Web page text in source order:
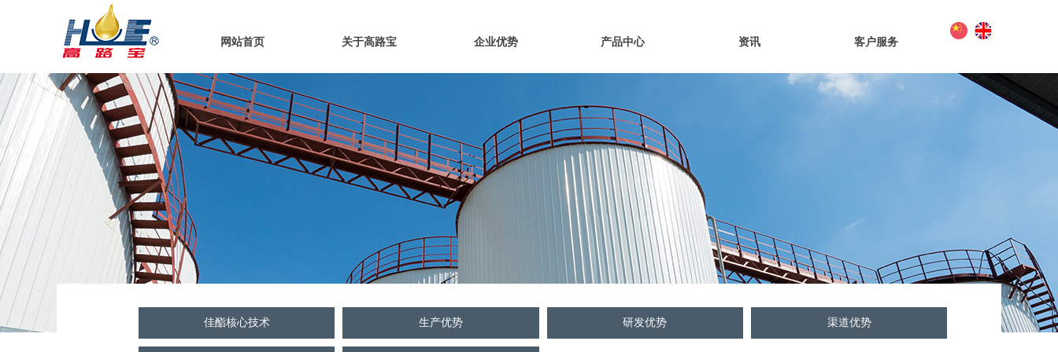
佳酯核心技术 生产优势 研发优势 渠道优势
网站首页 关于高路宝 企业优势 产品中心 资讯 客户服务